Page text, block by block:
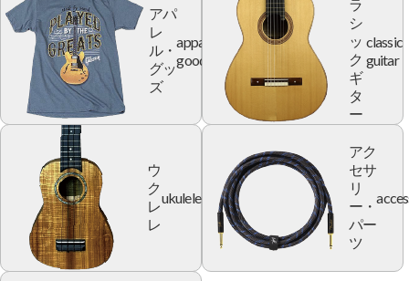
アパ
レ
ル・
グッ
ズ
apparel
goods
ラ
シ
ッ
ク
ギ
タ
ー
classic
guitar
ウ
ク
レ
レ
ukulele
アク
セサ
リ
ー・
パー
ツ